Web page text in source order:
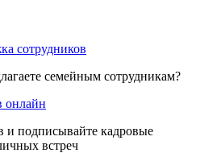
сотрудников
семейным сотрудникам?
онлайн
и подписывайте кадровые
встреч